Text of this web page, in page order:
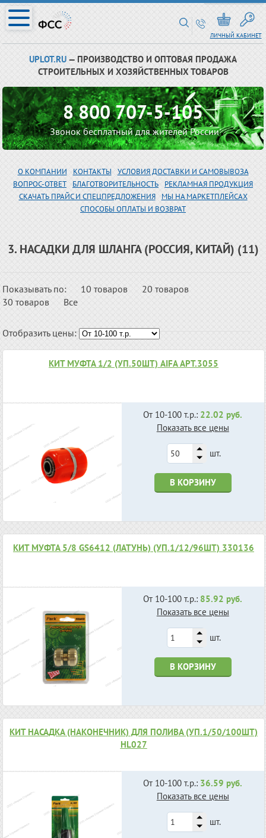
ЛИЧНЫЙ КАБИНЕТ
UPLOT.RU — ПРОИЗВОДСТВО И ОПТОВАЯ ПРОДАЖА
СТРОИТЕЛЬНЫХ И ХОЗЯЙСТВЕННЫХ ТОВАРОВ
8 800 707-5-105
Звонок бесплатный для жителей России
О КОМПАНИИ КОНТАКТЫ
УСЛОВИЯ ДОСТАВКИ И САМОВЫВОЗА
ВОПРОС-ОТВЕТ
БЛАГОТВОРИТЕЛЬНОСТЬ
РЕКЛАМНАЯ ПРОДУКЦИЯ
СКАЧАТЬ ПРАЙС И СПЕЦПРЕДЛОЖЕНИЯ
МЫ НА МАРКЕТПЛЕЙСАХ
СПОСОБЫ ОПЛАТЫ И ВОЗВРАТ
3. НАСАДКИ ДЛЯ ШЛАНГА (РОССИЯ, КИТАЙ) (11)
Показывать по: 10 товаров
20 товаров
30 товаров
Все
Отобразить цены:
КИТ МУФТА 1/2 (УП.50ШТ) AIFA АРТ.3055
От 10-100 т.р.: 22.02 руб.
Показать все цены
шт.
В КОРЗИНУ
КИТ МУФТА 5/8 GS6412 (ЛАТУНЬ) (УП.1/12/96ШТ) 330136
От 10-100 т.р.: 85.92 руб.
Показать все цены
шт.
В КОРЗИНУ
КИТ НАСАДКА (НАКОНЕЧНИК) ДЛЯ ПОЛИВА (УП.1/50/100ШТ)
HL027
От 10-100 т.р.: 36.59 руб.
Показать все цены
шт.